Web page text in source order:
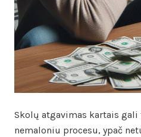
Skolų atgavimas kartais
nemaloniu procesu, ypač